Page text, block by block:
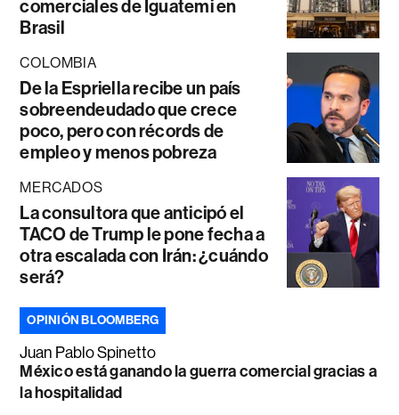
comerciales de Iguatemi en
Brasil
COLOMBIA
De la Espriella recibe un país
sobreendeudado que crece
poco, pero con récords de
empleo y menos pobreza
MERCADOS
La consultora que anticipó el
TACO de Trump le pone fecha a
otra escalada con Irán: ¿cuándo
será?
OPINIÓN BLOOMBERG
Juan Pablo Spinetto
México está ganando la guerra comercial gracias a
la hospitalidad